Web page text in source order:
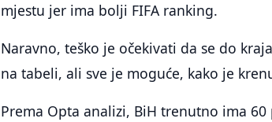
mjestu jer ima bolji FIFA ranking.
Naravno, teško je očekivati da se do
na tabeli, ali sve je moguće, kako je
Prema Opta analizi, BiH trenutno ima